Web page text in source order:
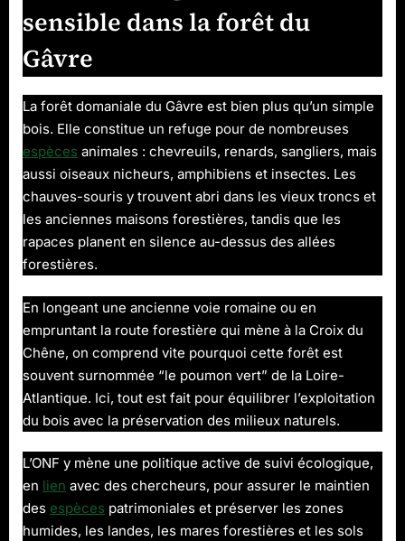
sensible dans la forêt du
Gâvre
La forêt domaniale du Gâvre est bien plus qu’un simple
bois. Elle constitue un refuge pour de nombreuses
espèces animales : chevreuils, renards, sangliers, mais
aussi oiseaux nicheurs, amphibiens et insectes. Les
chauves-souris y trouvent abri dans les vieux troncs et
les anciennes maisons forestières, tandis que les
rapaces planent en silence au-dessus des allées
forestières.
En longeant une ancienne voie romaine ou en
empruntant la route forestière qui mène à la Croix du
Chêne, on comprend vite pourquoi cette forêt est
souvent surnommée “le poumon vert” de la Loire-
Atlantique. Ici, tout est fait pour équilibrer l’exploitation
du bois avec la préservation des milieux naturels.
L’ONF y mène une politique active de suivi écologique,
en lien avec des chercheurs, pour assurer le maintien
des espèces patrimoniales et préserver les zones
humides, les landes, les mares forestières et les sols